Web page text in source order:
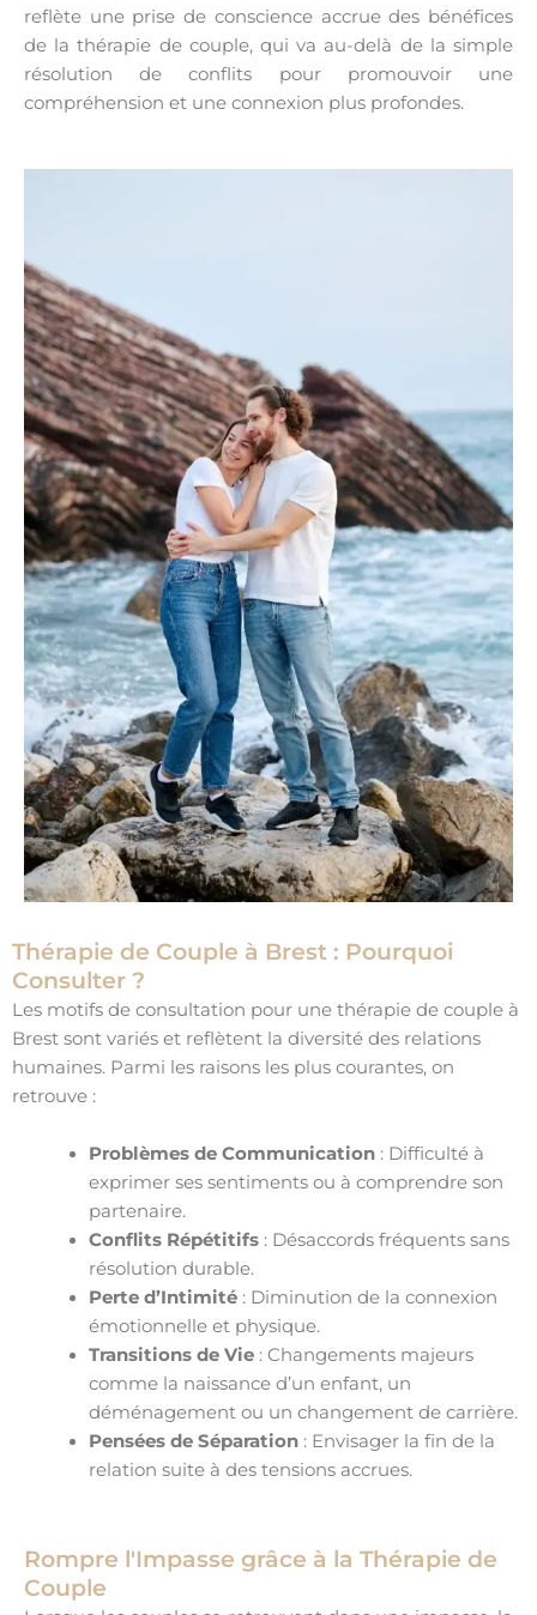
reflète une prise de conscience accrue des bénéfices
de la thérapie de couple, qui va au-delà de la simple
résolution de conflits pour promouvoir une
compréhension et une connexion plus profondes.
Thérapie de Couple à Brest : Pourquoi
Consulter ?
Les motifs de consultation pour une thérapie de couple à
Brest sont variés et reflètent la diversité des relations
humaines. Parmi les raisons les plus courantes, on
retrouve :
Problèmes de Communication: Difficulté à
exprimer ses sentiments ou à comprendre son
partenaire.
Conflits Répétitifs: Désaccords fréquents sans
résolution durable.
Perte d’Intimité: Diminution de la connexion
émotionnelle et physique.
Transitions de Vie: Changements majeurs
comme la naissance d’un enfant, un
déménagement ou un changement de carrière.
Pensées de Séparation: Envisager la fin de la
relation suite à des tensions accrues.
Rompre l'Impasse grâce à la Thérapie de
Couple